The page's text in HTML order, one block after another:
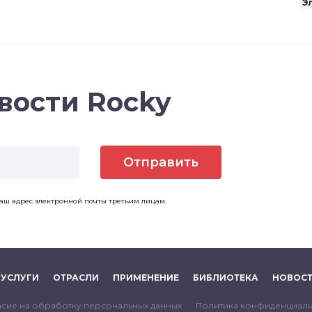
Rocky
Отправить
адрес электронной почты третьим лицам.
УСЛУГИ ОТРАСЛИ ПРИМЕНЕНИЕ БИБЛИОТЕКА
на обработку персональных данныx Политика